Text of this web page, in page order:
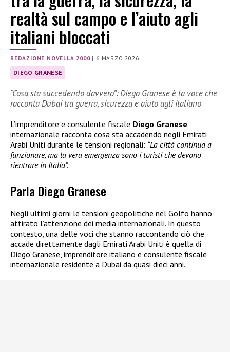
realtà sul campo e l’aiuto agli
italiani bloccati
REDAZIONE NOVELLA 2000| 6 MARZO 2026
DIEGO GRANESE
“Cosa sta succedendo davvero”: Diego Granese è la voce che
racconta Dubai tra guerra, sicurezza e aiuto agli italiano
L’imprenditore e consulente fiscale Diego Granese
internazionale racconta cosa sta accadendo negli Emirati
Arabi Uniti durante le tensioni regionali: “La città continua a
funzionare, ma la vera emergenza sono i turisti che devono
rientrare in Italia”.
Parla Diego Granese
Negli ultimi giorni le tensioni geopolitiche nel Golfo hanno
attirato l’attenzione dei media internazionali. In questo
contesto, una delle voci che stanno raccontando ciò che
accade direttamente dagli Emirati Arabi Uniti è quella di
Diego Granese, imprenditore italiano e consulente fiscale
internazionale residente a Dubai da quasi dieci anni.